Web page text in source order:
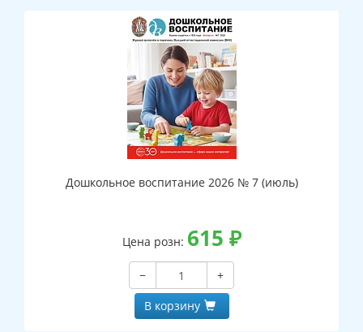
Дошкольное воспитание 2026 № 7 (июль)
Цена розн: 615 ₽
−
+
В корзину